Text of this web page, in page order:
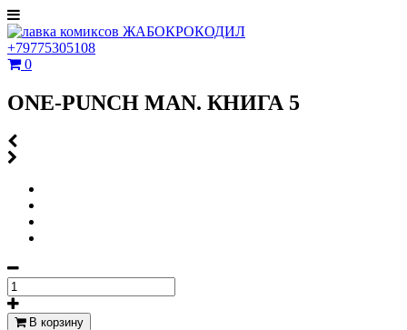
+79775305108
0
ONE-PUNCH MAN. КНИГА 5
В корзину